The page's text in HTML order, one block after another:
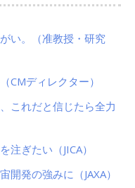
い。（准教授・研究
CMディレクター）
これだと信じたら全力
注ぎたい（JICA）
発の強みに（JAXA）